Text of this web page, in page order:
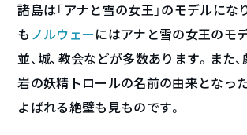
諸島は「アナと雪の女王」のモデルにな
も ノルウェーにはアナと雪の女王のモ
並、城、教会などが多数あります。また
岩の妖精トロールの名前の由来となっ
よばれる絶壁も見ものです。